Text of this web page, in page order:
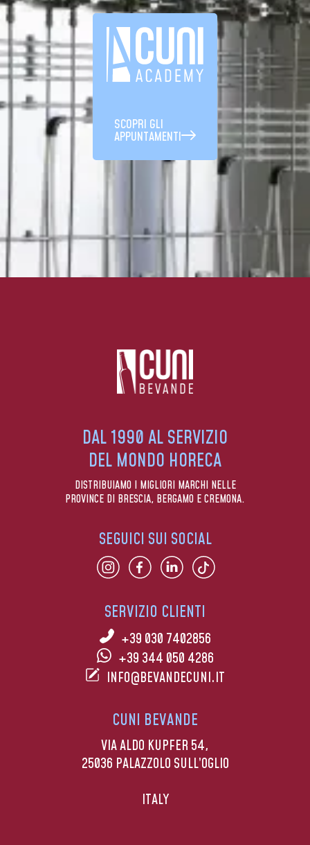
SCOPRI GLI
APPUNTAMENTI
DAL 1990 AL SERVIZIO
DEL MONDO HORECA
DISTRIBUIAMO I MIGLIORI MARCHI NELLE
PROVINCE DI BRESCIA, BERGAMO E CREMONA.
SERVIZIO CLIENTI
+39 030 7402856
+39 344 050 4286
INFO@BEVANDECUNI.IT
CUNI BEVANDE
VIA ALDO KUPFER 54,
25036 PALAZZOLO SULL’OGLIO
ITALY
SEGUICI SUI SOCIAL